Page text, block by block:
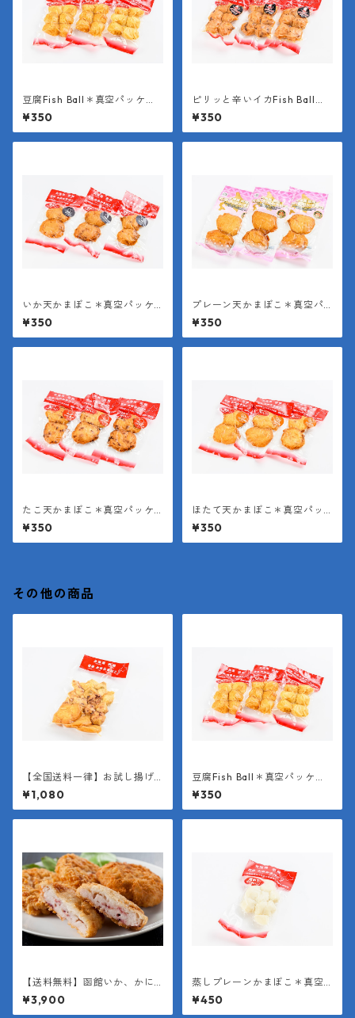
豆腐Fish Ball＊真空パッケー
ジ（１袋6個入り＊１個約25
g）
¥350
ピリッと辛いイカFish Ball＊
真空パッケージ（１袋6個入り
＊１個約25g）
¥350
いか天かまぼこ＊真空パッケ
ージ（１袋２枚入り＊１枚約4
0g）
¥350
プレーン天かまぼこ＊真空パ
ッケージ（１袋２枚入り＊１
枚約40g）
¥350
たこ天かまぼこ＊真空パッケ
ージ（１袋２枚入り＊１枚約4
0g）
¥350
ほたて天かまぼこ＊真空パッ
ケージ（１袋２枚入り＊１枚
約40g）
¥350
その他の商品
【全国送料一律】お試し揚げ
かまぼこミックスパック
¥1,080
豆腐Fish Ball＊真空パッケー
ジ（１袋6個入り＊１個約25
g）
¥350
【送料無料】函館いか、かに
玉メンチセット
¥3,900
蒸しプレーンかまぼこ＊真空
パッケージ（１袋150g）
¥450